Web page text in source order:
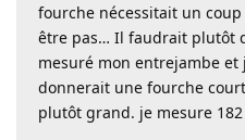
fourche nécessitait un
être pas… Il faudrait plutôt
mesuré mon entrejambe et
donnerait une fourche
plutôt grand. je mesure 182